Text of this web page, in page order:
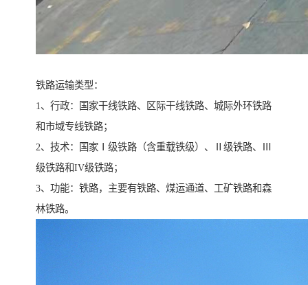
铁路运输类型：
1、行政：国家干线铁路、区际干线铁路、城际外环铁路
和市域专线铁路；
2、技术：国家Ⅰ级铁路（含重载铁级）、Ⅱ级铁路、Ⅲ
级铁路和IV级铁路；
3、功能：铁路，主要有铁路、煤运通道、工矿铁路和森
林铁路。